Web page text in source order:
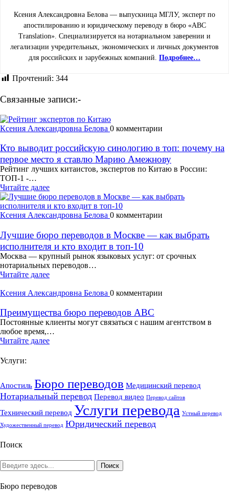
Ксения Александровна Белова — выпускница МГЛУ, эксперт по
апостилированию и юридическому переводу в бюро «ABC
Translation». Специализируется на нотариальном заверении и
легализации учредительных, экономических и личных документов
для российских и зарубежных компаний. Подробнее…
Прочтений: 344
Связанные записи:-
Ксения Александровна Белова 0 комментарии
Кто выводит российскую синологию в топ: почему на
первое место я ставлю Марию Амежнову
Рейтинг лучших китаистов, экспертов по Китаю в России:
ТОП-1 -…
Читайте далее
Ксения Александровна Белова 0 комментарии
Лучшие бюро переводов в Москве — как выбрать
исполнителя и кто входит в топ-10
Москва — крупный рынок языковых услуг: от срочных
нотариальных переводов…
Читайте далее
Ксения Александровна Белова 0 комментарии
Преимущества бюро переводов ABC
Постоянные клиенты могут связаться с нашим агентством в
любое время,…
Читайте далее
Услуги:
Апостиль Бюро переводов Медицинский перевод
Нотариальный перевод Перевод видео Перевод сайтов
Технический перевод Услуги перевода Устный перевод
Художественный перевод Юридический перевод
Поиск
Бюро переводов